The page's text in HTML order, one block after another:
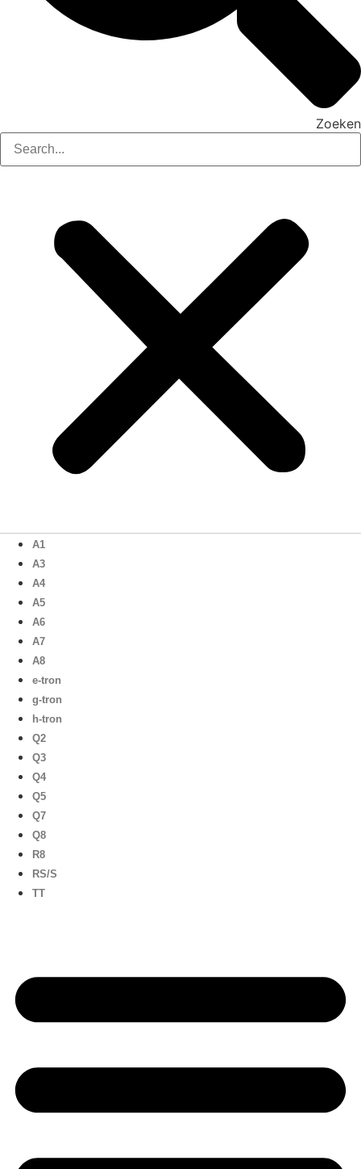
Zoeken
A1
A3
A4
A5
A6
A7
A8
e-tron
g-tron
h-tron
Q2
Q3
Q4
Q5
Q7
Q8
R8
RS/S
TT